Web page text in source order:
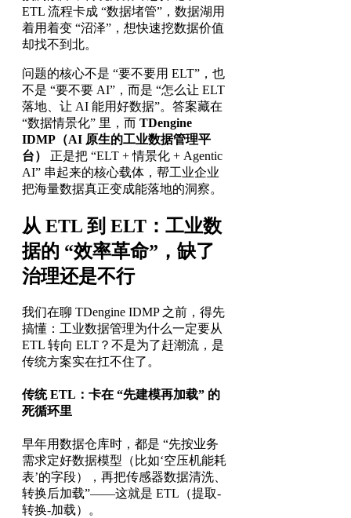
ETL 流程卡成 “数据堵管”，数据湖用
着用着变 “沼泽”，想快速挖数据价值
却找不到北。
问题的核心不是 “要不要用 ELT”，也
不是 “要不要 AI”，而是 “怎么让 ELT
落地、让 AI 能用好数据”。答案藏在
“数据情景化” 里，而 TDengine
IDMP（AI 原生的工业数据管理平
台）
正是把 “ELT + 情景化 + Agentic
AI” 串起来的核心载体，帮工业企业
把海量数据真正变成能落地的洞察。
从 ETL 到 ELT：工业数
据的 “效率革命”，缺了
治理还是不行
我们在聊 TDengine IDMP 之前，得先
搞懂：工业数据管理为什么一定要从
ETL 转向 ELT？不是为了赶潮流，是
传统方案实在扛不住了。
传统 ETL：卡在 “先建模再加载” 的
死循环里
早年用数据仓库时，都是 “先按业务
需求定好数据模型（比如‘空压机能耗
表’的字段），再把传感器数据清洗、
转换后加载”——这就是 ETL（提取-
转换-加载）。